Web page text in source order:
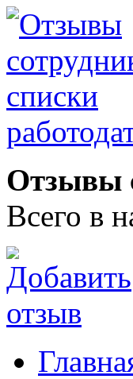
Отзывы
Всего в